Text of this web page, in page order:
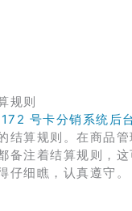
规则
172 号卡分销系统后
结算规则。在商品
备注着结算规则，
仔细瞧，认真遵守。